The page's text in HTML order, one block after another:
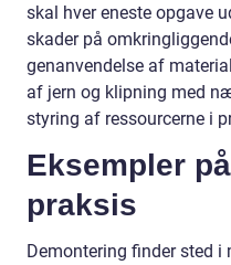
skal hver eneste opgave
skader på
genanvendelse af
af jern og klipning med
styring af ressourcerne i
Eksempler
praksis
Demontering finder sted i